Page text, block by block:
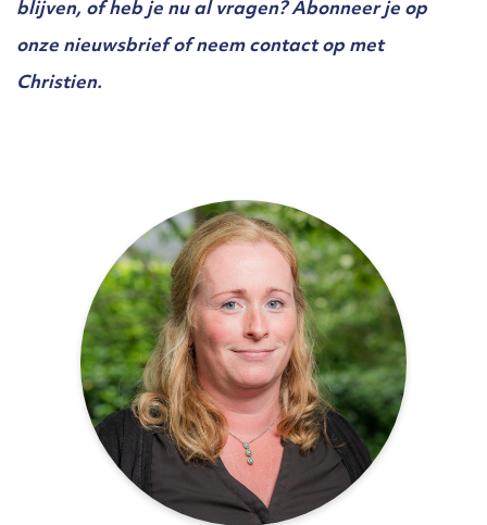
blijven, of heb je nu al vragen? Abonneer je op
onze nieuwsbrief of neem contact op met
Christien.